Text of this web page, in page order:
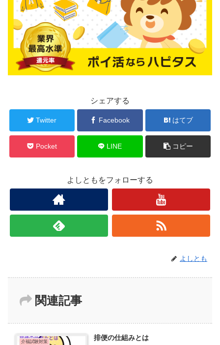
シェアする
Twitter Facebook はてブ
Pocket LINE コピー
よしともをフォローする
よしとも
関連記事
介福試験対策 排便の仕組みとは